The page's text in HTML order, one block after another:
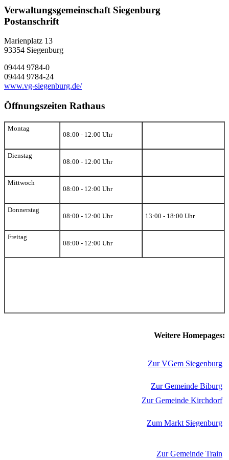
Verwaltungsgemeinschaft Siegenburg
Postanschrift
Marienplatz 13
93354 Siegenburg
09444 9784-0
09444 9784-24
www.vg-siegenburg.de/
Öffnungszeiten Rathaus
Montag
08:00 - 12:00 Uhr
Dienstag
08:00 - 12:00 Uhr
Mittwoch
08:00 - 12:00 Uhr
Donnerstag
08:00 - 12:00 Uhr
13:00 - 18:00 Uhr
Freitag
08:00 - 12:00 Uhr
Weitere Homepages:
Zur VGem Siegenburg
Zur Gemeinde Biburg
Zur Gemeinde Kirchdorf
Zum Markt Siegenburg
Zur Gemeinde Train